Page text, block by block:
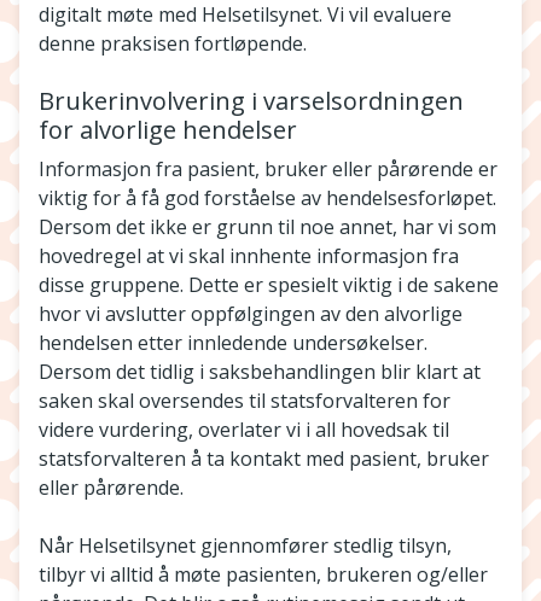
digitalt møte med Helsetilsynet. Vi vil evaluere
denne praksisen fortløpende.
Brukerinvolvering i varselsordningen
for alvorlige hendelser
Informasjon fra pasient, bruker eller pårørende er
viktig for å få god forståelse av hendelsesforløpet.
Dersom det ikke er grunn til noe annet, har vi som
hovedregel at vi skal innhente informasjon fra
disse gruppene. Dette er spesielt viktig i de sakene
hvor vi avslutter oppfølgingen av den alvorlige
hendelsen etter innledende undersøkelser.
Dersom det tidlig i saksbehandlingen blir klart at
saken skal oversendes til statsforvalteren for
videre vurdering, overlater vi i all hovedsak til
statsforvalteren å ta kontakt med pasient, bruker
eller pårørende.
Når Helsetilsynet gjennomfører stedlig tilsyn,
tilbyr vi alltid å møte pasienten, brukeren og/eller